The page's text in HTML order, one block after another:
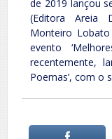
de 2019 lançou
(Editora Areia
Monteiro
evento
recentemente,
Poemas’, com o